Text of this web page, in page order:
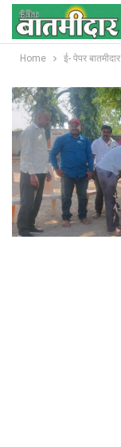
Home ई- पेपर बातमीदार